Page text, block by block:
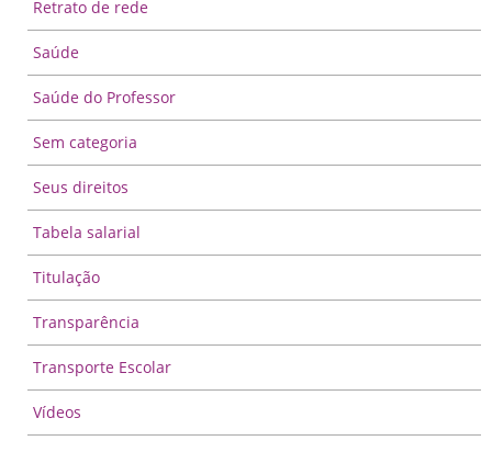
Retrato de rede
Saúde
Saúde do Professor
Sem categoria
Seus direitos
Tabela salarial
Titulação
Transparência
Transporte Escolar
Vídeos